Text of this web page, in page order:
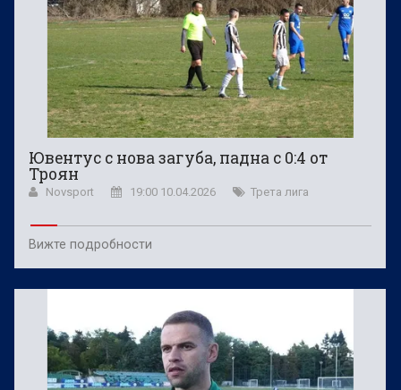
Ювентус с нова загуба, падна с 0:4 от
Троян
Novsport 19:00 10.04.2026 Трета лига
Вижте подробности